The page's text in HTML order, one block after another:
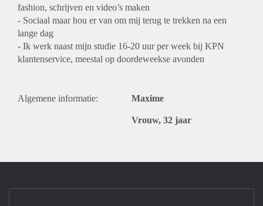
fashion, schrijven en video’s maken
- Sociaal maar hou er van om mij terug te trekken na een
lange dag
- Ik werk naast mijn studie 16-20 uur per week bij KPN
klantenservice, meestal op doordeweekse avonden
Algemene informatie: Maxime
Vrouw, 32 jaar